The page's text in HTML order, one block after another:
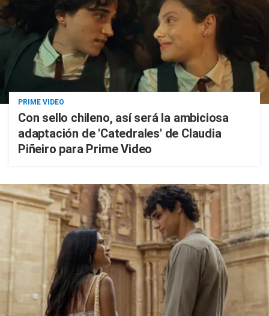
PRIME VIDEO
Con sello chileno, así será la ambiciosa
adaptación de 'Catedrales' de Claudia
Piñeiro para Prime Video